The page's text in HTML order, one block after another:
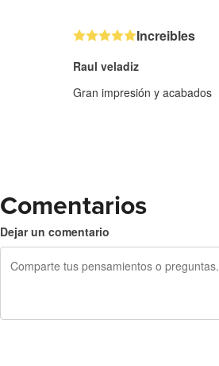
Increibles
Raul veladiz
Gran impresión y acabados
Comentarios
Dejar un comentario